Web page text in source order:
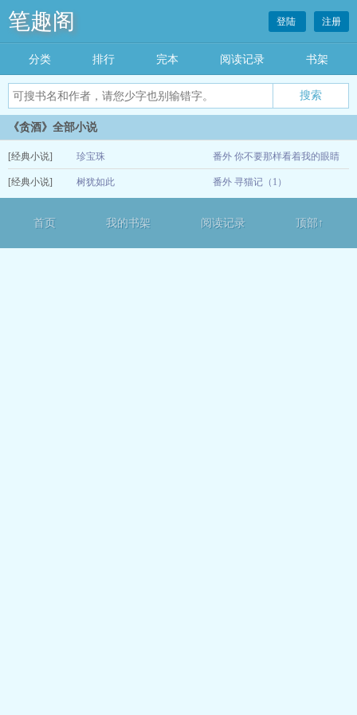
笔趣阁 登陆 注册
分类 排行 完本 阅读记录 书架
《贪酒》全部小说
[经典小说] 珍宝珠 番外 你不要那样看着我的眼睛
[经典小说] 树犹如此 番外 寻猫记（1）
首页 我的书架 阅读记录 顶部↑